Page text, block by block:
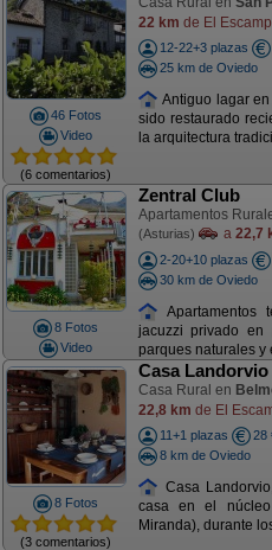
46 Fotos
Video
(6 comentarios)
22 km de El
12-22+3 plazas
25 km de Oviedo
Antiguo lagar
sido restaurado
la arquitectura
8 Fotos
Video
Zentral Club
Apartamentos
(Asturias) a 22,7
2-20+10 plazas
30 km de Oviedo
Apartamentos
jacuzzi privado
parques naturales y
8 Fotos
(3 comentarios)
Casa Landorvio
Casa Rural en
22,8 km de El
11+1 plazas
28
8 km de Oviedo
Casa
casa en el
Miranda), durante